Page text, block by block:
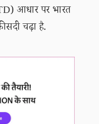
आधार पर भारत
चढ़ा है.